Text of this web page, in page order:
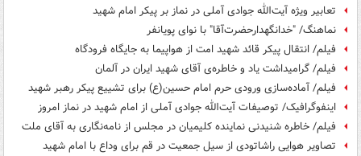
تعابیر ویژه آیت‌الله جوادی آملی در نماز بر پیکر امام شهید
نماهنگ/ "خدانگهدارحضرت‌آقا" با نوای پویانفر
فیلم/ انتقال پیکر قائد شهید امت از هواپیما به جایگاه فرودگاه
فیلم/ گرامیداشت یاد و خاطره‌ی آقای شهید ایران در آلمان
فیلم/ آماده‌سازی ورودی حرم امام حسین(ع) برای تشییع پیکر رهبر شهید
اینفوگرافیک/ توصیفات آیت‌الله جوادی آملی از امام شهید در نماز امروز
فیلم/ خاطره شنیدنی نماینده کلیمیان در مجلس از نامه‌نگاری به آقای ملت
تصاویر هوایی راشاتودی از سیل جمعیت در قم برای وداع با امام شهید